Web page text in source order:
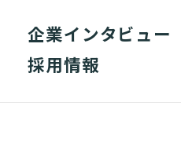
企業インタビュー
採用情報